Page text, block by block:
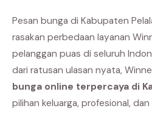
Pesan bunga di Kabupaten
rasakan perbedaan layanan
pelanggan puas di seluruh
dari ratusan ulasan nyata,
bunga online terpercaya di
pilihan keluarga, profesional,